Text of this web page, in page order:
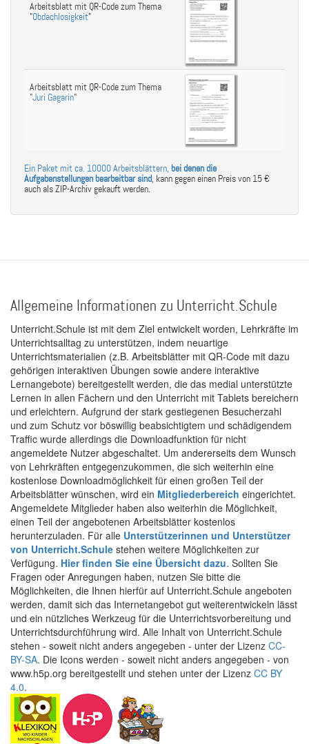
Arbeitsblatt mit QR-Code zum Thema
"Obdachlosigkeit"
Arbeitsblatt mit QR-Code zum Thema
"Juri Gagarin"
Ein Paket mit ca. 10000 Arbeitsblättern, bei denen die
Aufgabenstellungen bearbeitbar sind, kann gegen einen Preis von 15 €
auch als ZIP-Archiv gekauft werden.
Allgemeine Informationen zu Unterricht.Schule
Unterricht.Schule ist mit dem Ziel entwickelt worden, Lehrkräfte im
Unterrichtsalltag zu unterstützen, indem neuartige
Unterrichtsmaterialien (z.B. Arbeitsblätter mit QR-Code mit dazu
gehörigen interaktiven Übungen sowie andere interaktive
Lernangebote) bereitgestellt werden, die das medial unterstützte
Lernen in allen Fächern und den Unterricht mit Tablets bereichern
und erleichtern. Aufgrund der stark gestiegenen Besucherzahl
und zum Schutz vor böswillig beabsichtigtem und schädigendem
Traffic wurde allerdings die Downloadfunktion für nicht
angemeldete Nutzer abgeschaltet. Um andererseits dem Wunsch
von Lehrkräften entgegenzukommen, die sich weiterhin eine
kostenlose Downloadmöglichkeit für einen großen Teil der
Arbeitsblätter wünschen, wird ein Mitgliederbereich eingerichtet.
Angemeldete Mitglieder haben also weiterhin die Möglichkeit,
einen Teil der angebotenen Arbeitsblätter kostenlos
herunterzuladen. Für alle Unterstützerinnen und Unterstützer
von Unterricht.Schule stehen weitere Möglichkeiten zur
Verfügung. Hier finden Sie eine Übersicht dazu. Sollten Sie
Fragen oder Anregungen haben, nutzen Sie bitte die
Möglichkeiten, die Ihnen hierfür auf Unterricht.Schule angeboten
werden, damit sich das Internetangebot gut weiterentwickeln lässt
und ein nützliches Werkzeug für die Unterrichtsvorbereitung und
Unterrichtsdurchführung wird. Alle Inhalt von Unterricht.Schule
stehen - soweit nicht anders angegeben - unter der Lizenz CC-
BY-SA. Die Icons werden - soweit nicht anders angegeben - von
www.h5p.org bereitgestellt und stehen unter der Lizenz CC BY
4.0.